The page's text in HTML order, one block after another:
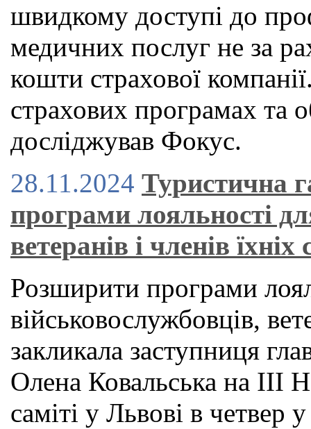
швидкому доступі до
медичних послуг не за
кошти страхової
страхових програмах та
досліджував Фокус.
28.11.2024 Туристична
програми лояльності
ветеранів і членів
Розширити програми
військовослужбовців,
закликала заступниця
Олена Ковальська на ІІІ
саміті у Львові в четвер